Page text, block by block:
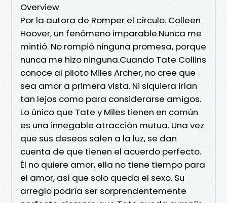
Overview
Por la autora de Romper el círculo. Colleen
Hoover, un fenómeno imparable.Nunca me
mintió. No rompió ninguna promesa, porque
nunca me hizo ninguna.Cuando Tate Collins
conoce al piloto Miles Archer, no cree que
sea amor a primera vista. Ni siquiera irían
tan lejos como para considerarse amigos.
Lo único que Tate y Miles tienen en común
es una innegable atracción mutua. Una vez
que sus deseos salen a la luz, se dan
cuenta de que tienen el acuerdo perfecto.
Él no quiere amor, ella no tiene tiempo para
el amor, así que solo queda el sexo. Su
arreglo podría ser sorprendentemente